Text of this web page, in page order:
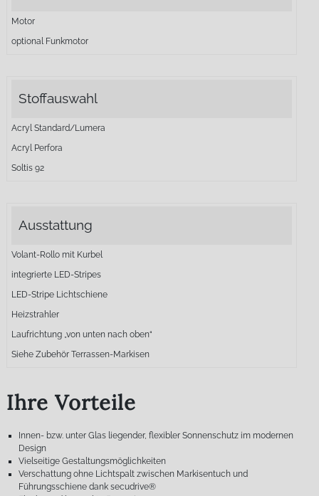
Motor
optional Funkmotor
Stoffauswahl
Acryl Standard/Lumera
Acryl Perfora
Soltis 92
Ausstattung
Volant-Rollo mit Kurbel
integrierte LED-Stripes
LED-Stripe Lichtschiene
Heizstrahler
Laufrichtung „von unten nach oben“
Siehe Zubehör Terrassen-Markisen
Ihre Vorteile
Innen- bzw. unter Glas liegender, flexibler Sonnenschutz im modernen
Design
Vielseitige Gestaltungsmöglichkeiten
Verschattung ohne Lichtspalt zwischen Markisentuch und
Führungsschiene dank secudrive®